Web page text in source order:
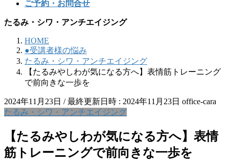
ご予約・お問合せ
たるみ・シワ・アンチエイジング
HOME
●受講者様の悩み
たるみ・シワ・アンチエイジング
【たるみやしわが気になる方へ】表情筋トレーニング
で前向きな一歩を
2024年11月23日 / 最終更新日時 : 2024年11月23日 office-cara
たるみ・シワ・アンチエイジング
【たるみやしわが気になる方へ】表情
筋トレーニングで前向きな一歩を